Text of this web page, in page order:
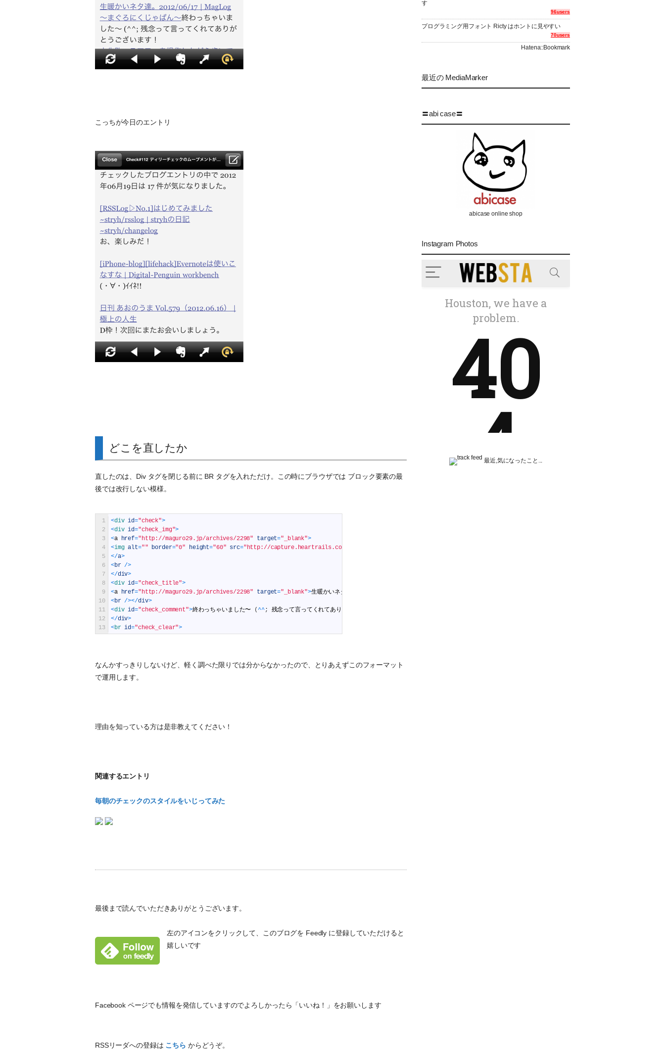
こっちが今日のエントリ
どこを直したか
直したのは、Div タグを閉じる前に BR タグを入れただけ。この時にブラウザでは ブロック要素の最
後では改行しない模様。
1
2
3
4
5
6
7
8
9
10
11
12
13
<div id="check">
<div id="check_img">
<a href="http://maguro29.jp/archives/2298" target="_blank">
<img alt="" border="0" height="60" src="http://capture.heartrails.com/90x60/shadow?http://maguro29.jp/archives/2298"
</a>
<br />
</div>
<div id="check_title">
<a href="http://maguro29.jp/archives/2298" target="_blank">生暖かいネタ達。
<br /></div>
<div id="check_comment">終わっちゃいました〜 ( ^^; 残念って言ってくれてありがとうございます！
</div>
<br id="check_clear">
なんかすっきりしないけど、軽く調べた限りでは分からなかったので、とりあえずこのフォーマット
で運用します。
理由を知っている方は是非教えてください！
関連するエントリ
毎朝のチェックのスタイルをいじってみた
最後まで読んでいただきありがとうございます。
左のアイコンをクリックして、このブログを Feedly に登録していただけると
嬉しいです
Facebook ページでも情報を発信していますのでよろしかったら「いいね！」をお願いします
RSSリーダへの登録は こちら からどうぞ。
す
96users
プログラミング用フォント Ricty はホントに見やすい
70users
Hatena::Bookmark
最近の MediaMarker
〓abi case〓
abicase online shop
Instagram Photos
最近,気になったこと...